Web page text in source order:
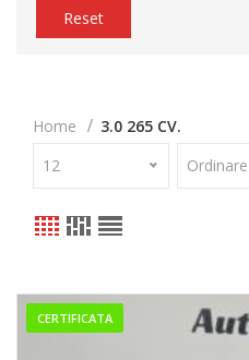
Reset
Home
3.0 265 CV.
12
Ordinare
CERTIFICATA